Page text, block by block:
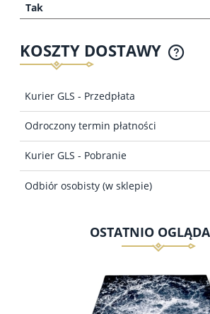
Tak
KOSZTY DOSTAWY
CENA NIE ZAWIERA EWENTUALNYCH
PŁATNOŚCI
Kurier GLS - Przedpłata
Odroczony termin płatności
Kurier GLS - Pobranie
Odbiór osobisty (w sklepie)
OSTATNIO